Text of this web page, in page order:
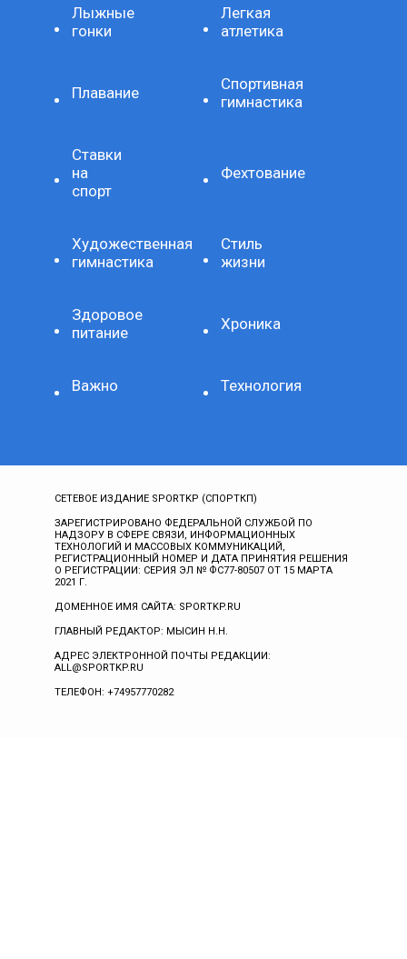
Лыжные
гонки
Легкая
атлетика
Плавание
Спортивная
гимнастика
Ставки
на
спорт
Фехтование
Художественная
гимнастика
Стиль
жизни
Здоровое
питание
Хроника
Важно Технология
СЕТЕВОЕ ИЗДАНИЕ SPORTKP (СПОРТКП)
ЗАРЕГИСТРИРОВАНО ФЕДЕРАЛЬНОЙ СЛУЖБОЙ ПО
НАДЗОРУ В СФЕРЕ СВЯЗИ, ИНФОРМАЦИОННЫХ
ТЕХНОЛОГИЙ И МАССОВЫХ КОММУНИКАЦИЙ,
РЕГИСТРАЦИОННЫЙ НОМЕР И ДАТА ПРИНЯТИЯ РЕШЕНИЯ
О РЕГИСТРАЦИИ: СЕРИЯ ЭЛ № ФС77-80507 ОТ 15 МАРТА
2021 Г.
ДОМЕННОЕ ИМЯ САЙТА: SPORTKP.RU
ГЛАВНЫЙ РЕДАКТОР: МЫСИН Н.Н.
АДРЕС ЭЛЕКТРОННОЙ ПОЧТЫ РЕДАКЦИИ:
ALL@SPORTKP.RU
ТЕЛЕФОН: +74957770282